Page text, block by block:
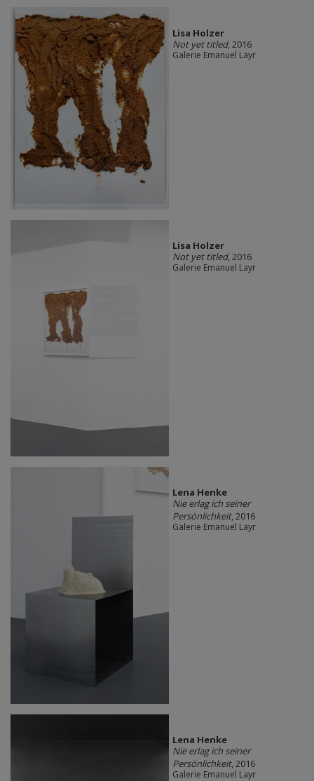
Lisa Holzer
Not yet titled, 2016
Galerie Emanuel Layr
Lisa Holzer
Not yet titled, 2016
Galerie Emanuel Layr
Lena Henke
Nie erlag ich seiner
Persönlichkeit, 2016
Galerie Emanuel Layr
Lena Henke
Nie erlag ich seiner
Persönlichkeit, 2016
Galerie Emanuel Layr